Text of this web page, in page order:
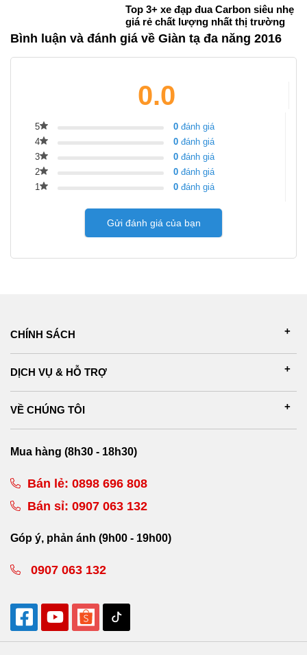
Top 3+ xe đạp đua Carbon siêu nhẹ
giá rẻ chất lượng nhất thị trường
Bình luận và đánh giá về Giàn tạ đa năng 2016
0.0
5 0 đánh giá
4
0 đánh giá
3
0 đánh giá
2
0 đánh giá
1
0 đánh giá
Gửi đánh giá của bạn
CHÍNH SÁCH
DỊCH VỤ & HỖ TRỢ
VỀ CHÚNG TÔI
Mua hàng (8h30 - 18h30)
Bán lẻ: 0898 696 808
Bán sỉ: 0907 063 132
Góp ý, phản ánh (9h00 - 19h00)
0907 063 132